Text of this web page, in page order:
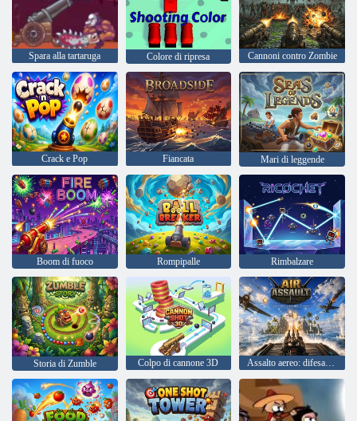
Spara alla tartaruga Colore di ripresa Cannoni contro Zombie
Crack e Pop Fiancata Mari di leggende
Boom di fuoco Rompipalle Rimbalzare
Storia di Zumble Colpo di cannone 3D Assalto aereo: difesa della nave